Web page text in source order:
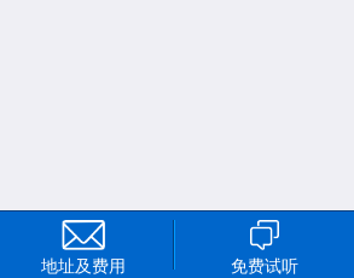
更多
地址及费用 免费试听